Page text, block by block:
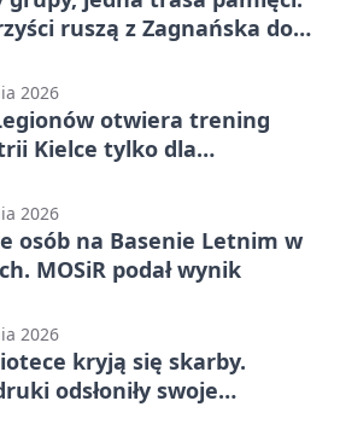
ruszą z Zagnańska do
2026
otwiera trening
Kielce tylko dla
2026
osób na Basenie Letnim w
MOSiR podał wynik
2026
kryją się skarby.
odsłoniły swoje